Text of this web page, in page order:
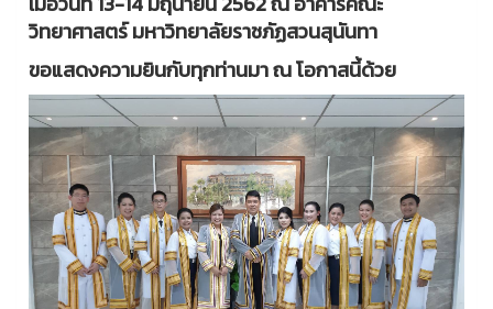
วิทยาศาสตร์ มหาวิทยาลัยราชภัฏสวนสุนันทา
ขอแสดงความยินกับทุกท่านมา ณ โอกาสนี้ด้วย